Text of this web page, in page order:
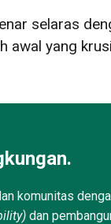
selaras
awal yang
komunitas
dan